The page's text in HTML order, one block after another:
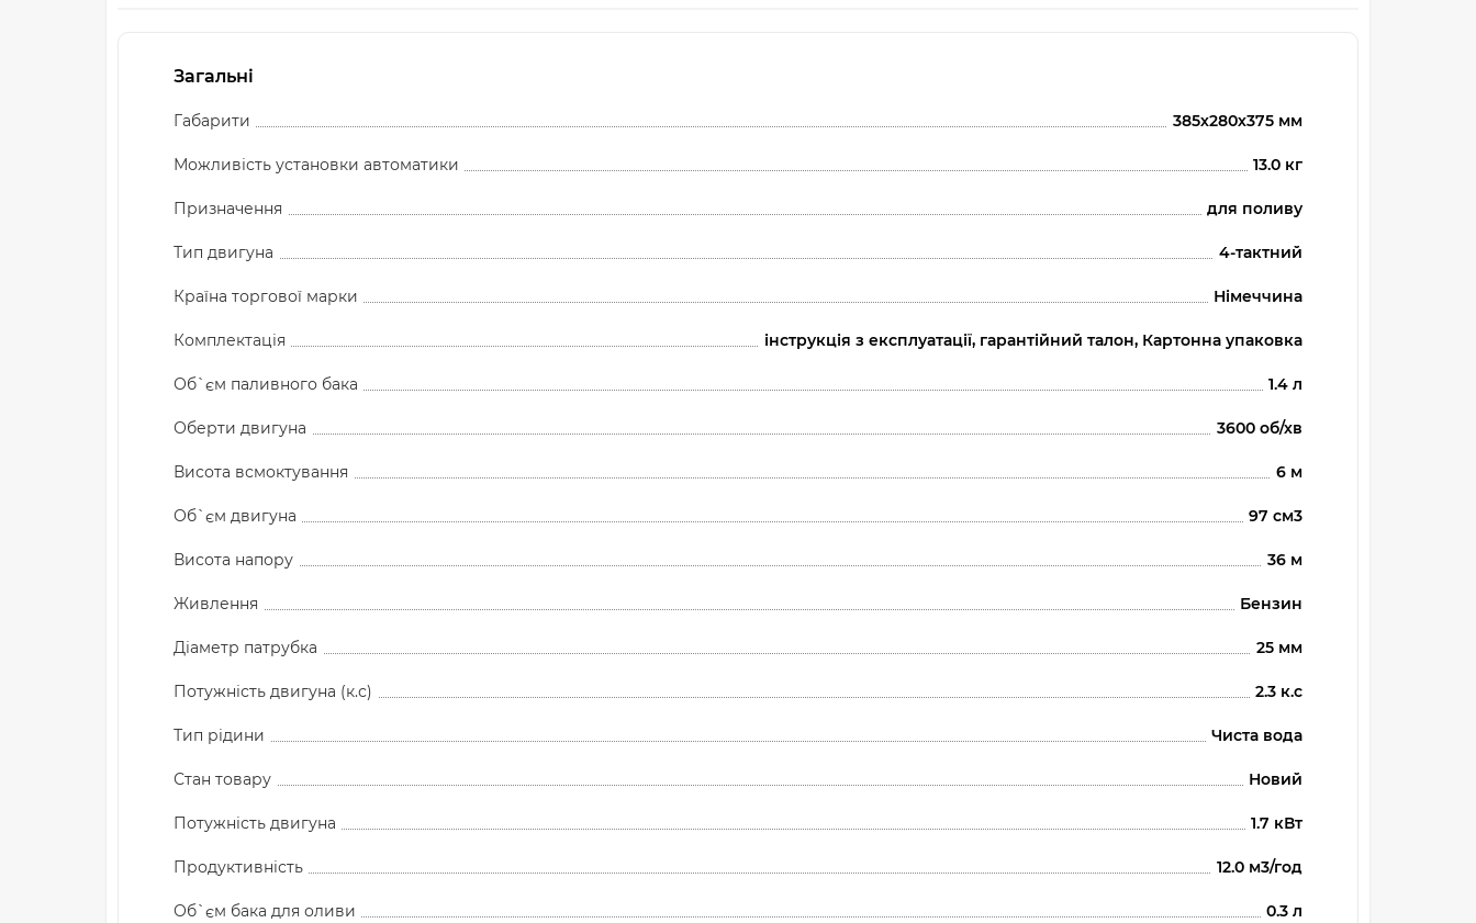
Загальні
Габарити 385х280х375 мм
Можливість установки автоматики 13.0 кг
Призначення для поливу
Тип двигуна 4-тактний
Країна торгової марки Німеччина
Комплектація інструкція з експлуатації, гарантійний талон, Картонна упаковка
Об`єм паливного бака 1.4 л
Оберти двигуна 3600 об/хв
Висота всмоктування 6 м
Об`єм двигуна 97 см3
Висота напору 36 м
Живлення Бензин
Діаметр патрубка 25 мм
Потужність двигуна (к.с) 2.3 к.с
Тип рідини Чиста вода
Стан товару Новий
Потужність двигуна 1.7 кВт
Продуктивність 12.0 м3/год
Об`єм бака для оливи 0.3 л